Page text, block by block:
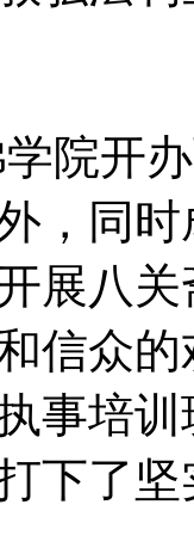
院开
，同
展八
信众
事培
下了